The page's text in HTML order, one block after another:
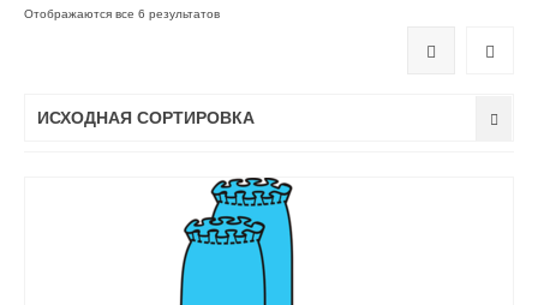
Отображаются все 6 результатов
ИСХОДНАЯ СОРТИРОВКА